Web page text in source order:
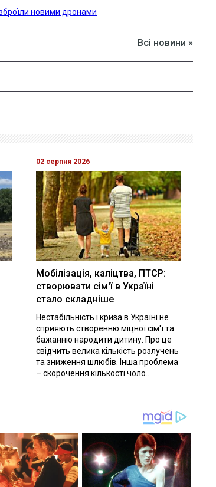
новими дронами
Всі новини »
02 серпня 2026
Мобілізація, каліцтва, ПТСР:
створювати сім'ї в Україні
стало складніше
Нестабільність і криза в Україні не
сприяють створенню міцної сім'ї та
бажанню народити дитину. Про це
свідчить велика кількість розлучень
та зниження шлюбів. Інша проблема
– скорочення кількості чоло...